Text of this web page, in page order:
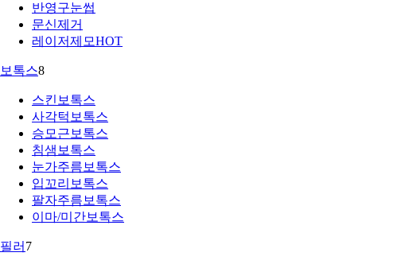
반영구눈썹
문신제거
레이저제모HOT
보톡스8
스킨보톡스
사각턱보톡스
승모근보톡스
침샘보톡스
눈가주름보톡스
입꼬리보톡스
팔자주름보톡스
이마/미간보톡스
필러 7